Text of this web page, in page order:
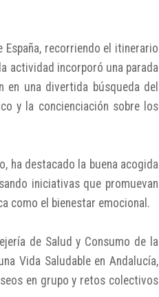
España, recorriendo el itinerario
actividad incorporó una parada
en una divertida búsqueda del
y la concienciación sobre los
ha destacado la buena acogida
iniciativas que promuevan
como el bienestar emocional.
de Salud y Consumo de la
Vida Saludable en Andalucía,
en grupo y retos colectivos